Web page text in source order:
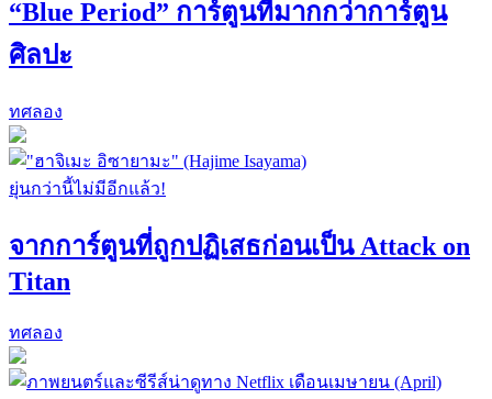
“Blue Period” การ์ตูนที่มากกว่าการ์ตูน
ศิลปะ
ทศลอง
ยุ่นกว่านี้ไม่มีอีกแล้ว!
จากการ์ตูนที่ถูกปฏิเสธก่อนเป็น Attack on
Titan
ทศลอง